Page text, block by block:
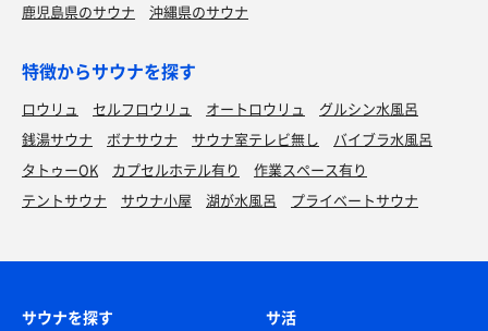
鹿児島県のサウナ
沖縄県のサウナ
特徴からサウナを探す
ロウリュ セルフロウリュ オートロウリュ
グルシン水風呂
銭湯サウナ
ボナサウナ サウナ室テレビ無し
バイブラ水風呂
タトゥーOK
カプセルホテル有り
作業スペース有り
テントサウナ
サウナ小屋 湖が水風呂 プライベートサウナ
サウナを探す サ活